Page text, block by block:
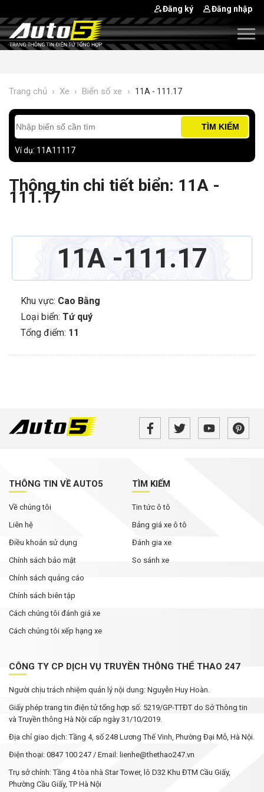
Đăng ký Đăng nhập
Trang chủ › Xe › Biển số xe › 11A - 111.17
TÌM KIẾM
Ví dụ: 11A11117
Thông tin chi tiết biển: 11A -
111.17
11A 111.17
Khu vực: Cao Bằng
Loại biển: Tứ quý
Tổng điểm: 11
THÔNG TIN VỀ AUTO5
Về chúng tôi
Liên hệ
Điều khoản sử dụng
Chính sách bảo mật
Chính sách quảng cáo
Chính sách biên tập
Cách chúng tôi đánh giá xe
Cách chúng tôi xếp hạng xe
TÌM KIẾM
Tin tức ô tô
Bảng giá xe ô tô
Đánh gia xe
So sánh xe
CÔNG TY CP DỊCH VỤ TRUYỀN THÔNG THỂ THAO 247
Người chịu trách nhiệm quản lý nội dung: Nguyễn Huy Hoàn.
Giấy phép trang tin điện tử tổng hợp số: 5219/GP-TTĐT do Sở Thông tin
và Truyền thông Hà Nội cấp ngày 31/10/2019.
Địa chỉ giao dịch: Tầng 4, số 248 Lương Thế Vinh, Phường Đại Mỗ, Hà Nội.
Điện thoại: 0847 100 247 / Email: lienhe@thethao247.vn
Trụ sở chính: Tầng 4 tòa nhà Star Tower, lô D32 Khu ĐTM Cầu Giấy,
Phường Cầu Giấy, TP Hà Nội